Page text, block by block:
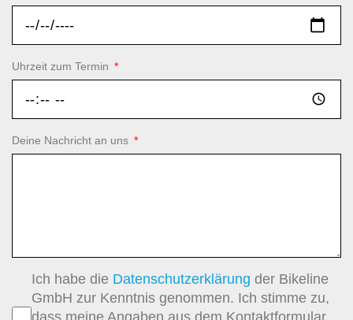
Uhrzeit zum Termin
Deine Nachricht an uns
Ich habe die Datenschutzerklärung der Bikeline
GmbH zur Kenntnis genommen. Ich stimme zu,
dass meine Angaben aus dem Kontaktformular